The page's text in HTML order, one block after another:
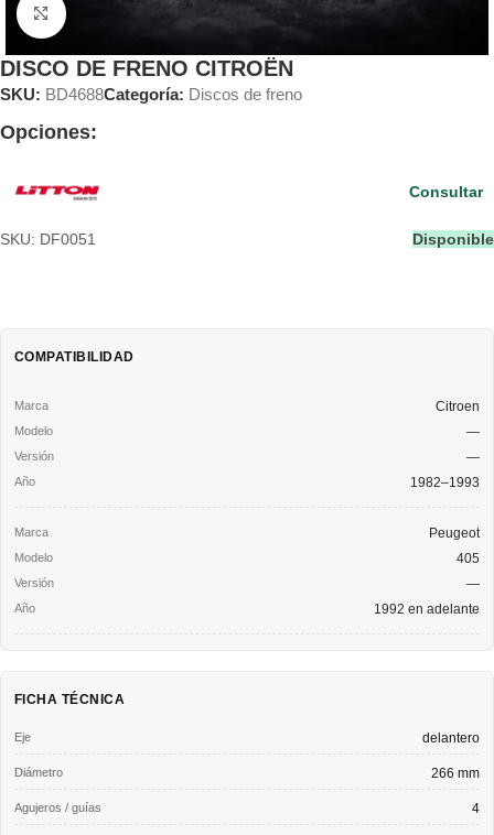
Clic para ampliar
DISCO DE FRENO CITROËN
SKU: BD4688Categoría: Discos de freno
Opciones:
SKU: DF0051 Disponible
Consultar
COMPATIBILIDAD
Citroen
—
—
1982–1993
Peugeot
405
—
1992 en adelante
FICHA TÉCNICA
Eje delantero
Diámetro 266 mm
Agujeros / guías 4